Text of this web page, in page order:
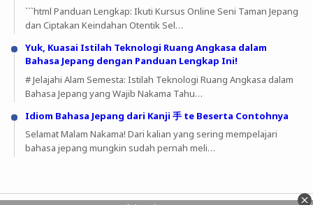
```html Panduan Lengkap: Ikuti Kursus Online Seni Taman Jepang
dan Ciptakan Keindahan Otentik Sel…
Yuk, Kuasai Istilah Teknologi Ruang Angkasa dalam
Bahasa Jepang dengan Panduan Lengkap Ini!
# Jelajahi Alam Semesta: Istilah Teknologi Ruang Angkasa dalam
Bahasa Jepang yang Wajib Nakama Tahu…
Idiom Bahasa Jepang dari Kanji 手 te Beserta Contohnya
Selamat Malam Nakama! Dari kalian yang sering mempelajari
bahasa jepang mungkin sudah pernah meli…